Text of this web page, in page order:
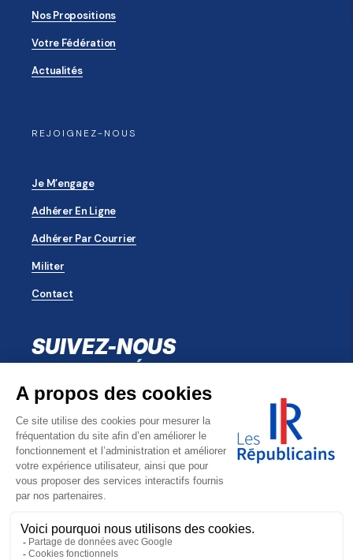
Nos Propositions
Votre Fédération
Actualités
REJOIGNEZ-NOUS
Je M’engage
Adhérer En Ligne
Adhérer Par Courrier
Militer
Contact
SUIVEZ-NOUS